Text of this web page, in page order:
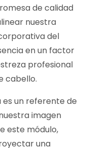
de calidad
nuestra
del
en un factor
profesional
cabello.
es un referente de
imagen
este módulo,
una